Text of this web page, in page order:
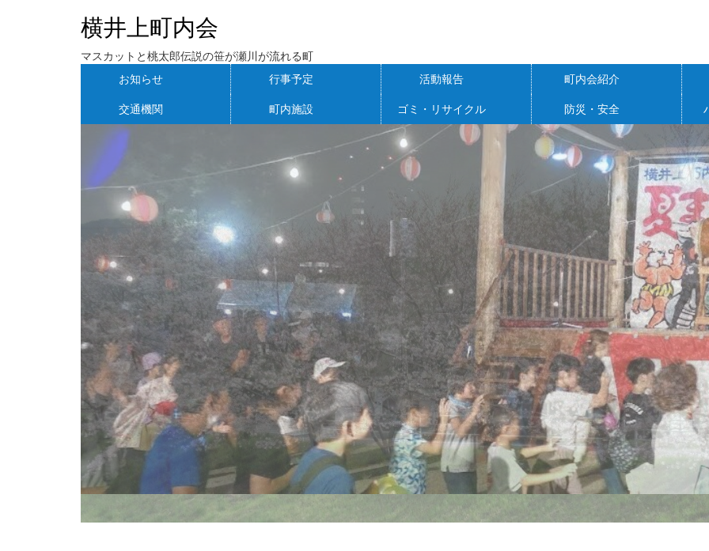
横井上町内会
マスカットと桃太郎伝説の笹が瀬川が流れる町
お知らせ
行事予定 活動報告 町内会紹介
交通機関 町内施設 ゴミ・リサイクル 防災・安全